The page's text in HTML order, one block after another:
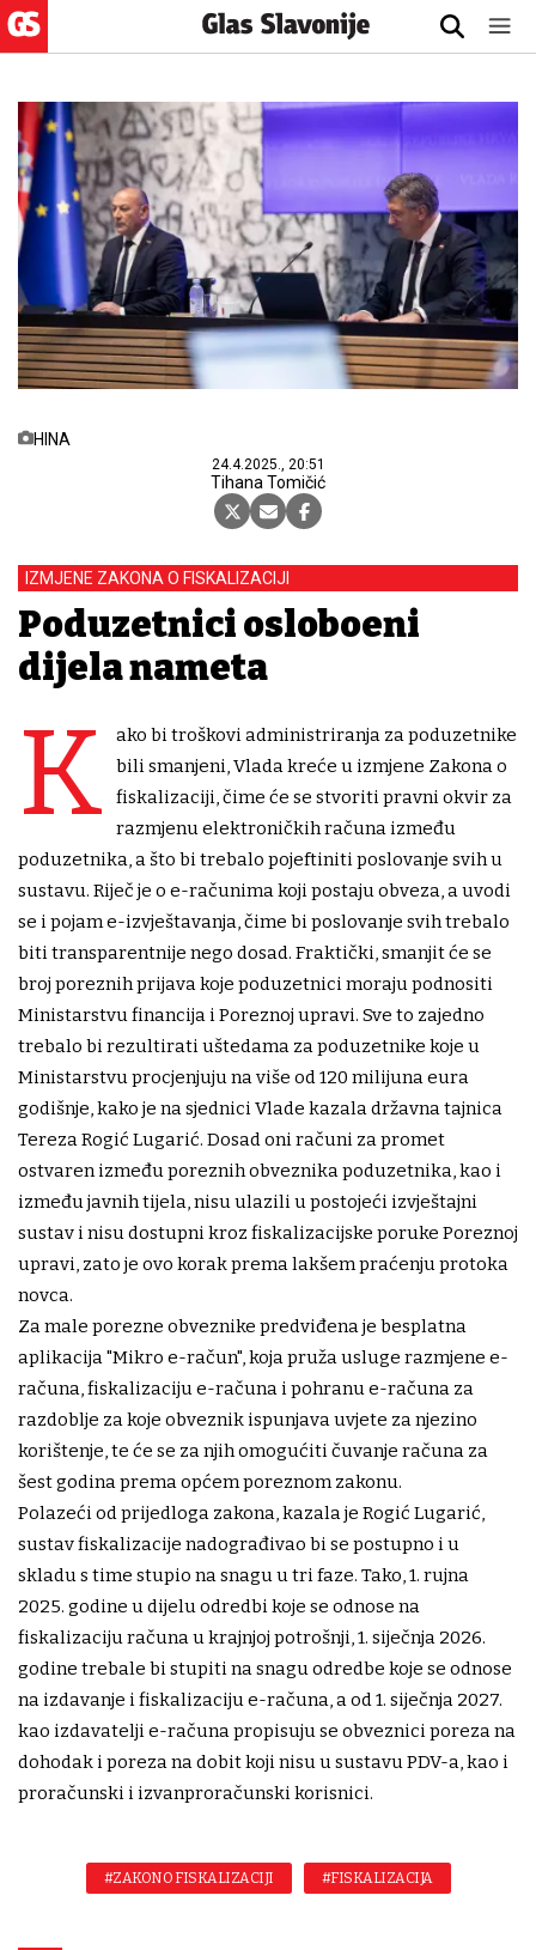
HINA
24.4.2025., 20:51
Tihana Tomičić
IZMJENE ZAKONA O FISKALIZACIJI
Poduzetnici oslobođeni
dijela nameta
K
ako bi troškovi administriranja za poduzetnike
bili smanjeni, Vlada kreće u izmjene Zakona o
fiskalizaciji, čime će se stvoriti pravni okvir za
razmjenu elektroničkih računa između
poduzetnika, a što bi trebalo pojeftiniti poslovanje svih u
sustavu. Riječ je o e-računima koji postaju obveza, a uvodi
se i pojam e-izvještavanja, čime bi poslovanje svih trebalo
biti transparentnije nego dosad. Fraktički, smanjit će se
broj poreznih prijava koje poduzetnici moraju podnositi
Ministarstvu financija i Poreznoj upravi. Sve to zajedno
trebalo bi rezultirati uštedama za poduzetnike koje u
Ministarstvu procjenjuju na više od 120 milijuna eura
godišnje, kako je na sjednici Vlade kazala državna tajnica
Tereza Rogić Lugarić. Dosad oni računi za promet
ostvaren između poreznih obveznika poduzetnika, kao i
između javnih tijela, nisu ulazili u postojeći izvještajni
sustav i nisu dostupni kroz fiskalizacijske poruke Poreznoj
upravi, zato je ovo korak prema lakšem praćenju protoka
novca.
Za male porezne obveznike predviđena je besplatna
aplikacija "Mikro e-račun", koja pruža usluge razmjene e-
računa, fiskalizaciju e-računa i pohranu e-računa za
razdoblje za koje obveznik ispunjava uvjete za njezino
korištenje, te će se za njih omogućiti čuvanje računa za
šest godina prema općem poreznom zakonu.
Polazeći od prijedloga zakona, kazala je Rogić Lugarić,
sustav fiskalizacije nadograđivao bi se postupno i u
skladu s time stupio na snagu u tri faze. Tako, 1. rujna
2025. godine u dijelu odredbi koje se odnose na
fiskalizaciju računa u krajnjoj potrošnji, 1. siječnja 2026.
godine trebale bi stupiti na snagu odredbe koje se odnose
na izdavanje i fiskalizaciju e-računa, a od 1. siječnja 2027.
kao izdavatelji e-računa propisuju se obveznici poreza na
dohodak i poreza na dobit koji nisu u sustavu PDV-a, kao i
proračunski i izvanproračunski korisnici.
#ZAKON O FISKALIZACIJI #FISKALIZACIJA